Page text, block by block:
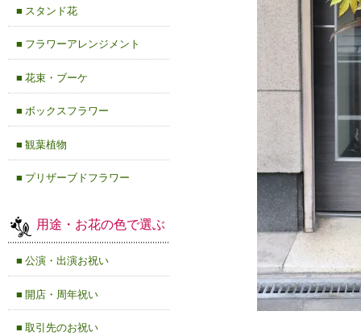
■ スタンド花
■ フラワーアレンジメント
■ 花束・ブーケ
■ ボックスフラワー
■ 観葉植物
■ プリザーブドフラワー
用途・お花の色で選ぶ
■ 公演・出演お祝い
■ 開店・周年祝い
■ 取引先のお祝い